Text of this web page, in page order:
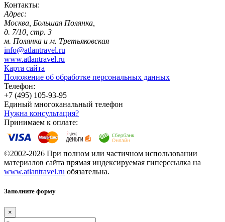
Контакты:
Адрес:
Москва, Большая Полянка,
д. 7/10, стр. 3
м. Полянка и м. Третьяковская
info@atlantravel.ru
www.atlantravel.ru
Карта сайта
Положение об обработке персональных данных
Телефон:
+7 (495) 105-93-95
Единый многоканальный телефон
Нужна консультация?
Принимаем к оплате:
©2002-2026 При полном или частичном использовании
материалов сайта прямая индексируемая гиперссылка на
www.atlantravel.ru обязательна.
Заполните форму
×